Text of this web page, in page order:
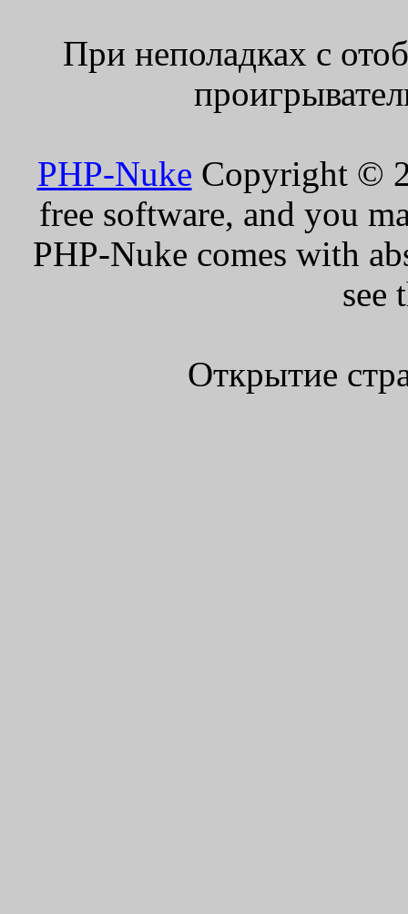
При неполадках с
PHP-Nuke Copyright ©
free software, and you
PHP-Nuke comes with
see
Открытие